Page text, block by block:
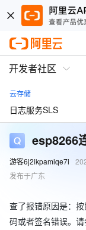
开发者社区
云存储
日志服务SLS
esp8266
游客6j2ikpamiqe7i
发布于广东
查了报错原因是：
码或者签名错误。